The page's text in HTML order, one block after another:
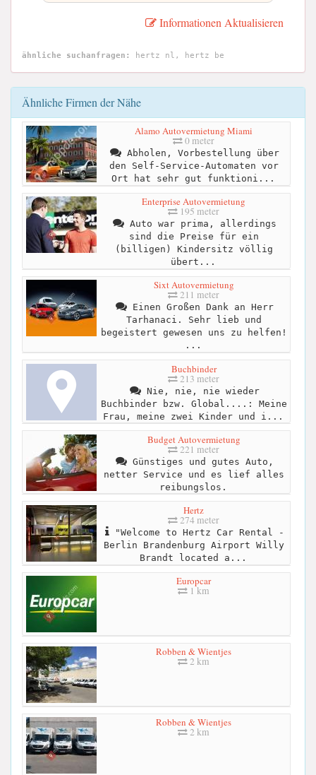
Informationen Aktualisieren
ähnliche suchanfragen: hertz nl, hertz be
Ähnliche Firmen der Nähe
Alamo Autovermietung Miami
0 meter
Abholen, Vorbestellung über
den Self-Service-Automaten vor
Ort hat sehr gut funktioni...
Enterprise Autovermietung
195 meter
Auto war prima, allerdings
sind die Preise für ein
(billigen) Kindersitz völlig
übert...
Sixt Autovermietung
211 meter
Einen Großen Dank an Herr
Tarhanaci. Sehr lieb und
begeistert gewesen uns zu helfen!
...
Buchbinder
213 meter
Nie, nie, nie wieder
Buchbinder bzw. Global....: Meine
Frau, meine zwei Kinder und i...
Budget Autovermietung
221 meter
Günstiges und gutes Auto,
netter Service und es lief alles
reibungslos.
Hertz
274 meter
"Welcome to Hertz Car Rental -
Berlin Brandenburg Airport Willy
Brandt located a...
Europcar
1 km
Robben & Wientjes
2 km
Robben & Wientjes
2 km